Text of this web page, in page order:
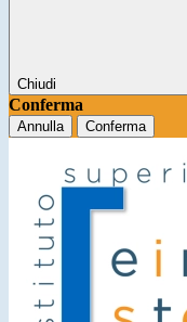
Chiudi
Conferma
Annulla Conferma